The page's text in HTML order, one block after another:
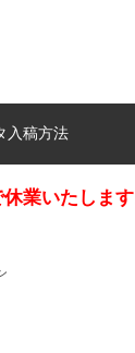
入稿方法
業いたしま